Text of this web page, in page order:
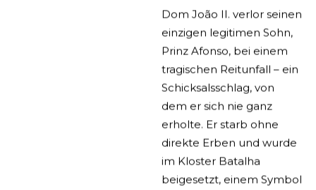
Dom João II. verlor seinen
einzigen legitimen Sohn,
Prinz Afonso, bei einem
tragischen Reitunfall – ein
Schicksalsschlag, von
dem er sich nie ganz
erholte. Er starb ohne
direkte Erben und wurde
im Kloster Batalha
beigesetzt, einem Symbol